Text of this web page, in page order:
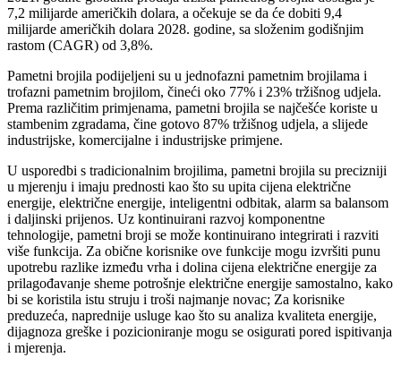
7,2 milijarde američkih dolara, a očekuje se da će dobiti 9,4
milijarde američkih dolara 2028. godine, sa složenim godišnjim
rastom (CAGR) od 3,8%.
Pametni brojila podijeljeni su u jednofazni pametnim brojilama i
trofazni pametnim brojilom, čineći oko 77% i 23% tržišnog udjela.
Prema različitim primjenama, pametni brojila se najčešće koriste u
stambenim zgradama, čine gotovo 87% tržišnog udjela, a slijede
industrijske, komercijalne i industrijske primjene.
U usporedbi s tradicionalnim brojilima, pametni brojila su precizniji
u mjerenju i imaju prednosti kao što su upita cijena električne
energije, električne energije, inteligentni odbitak, alarm sa balansom
i daljinski prijenos. Uz kontinuirani razvoj komponentne
tehnologije, pametni broji se može kontinuirano integrirati i razviti
više funkcija. Za obične korisnike ove funkcije mogu izvršiti punu
upotrebu razlike između vrha i dolina cijena električne energije za
prilagođavanje sheme potrošnje električne energije samostalno, kako
bi se koristila istu struju i troši najmanje novac; Za korisnike
preduzeća, naprednije usluge kao što su analiza kvaliteta energije,
dijagnoza greške i pozicioniranje mogu se osigurati pored ispitivanja
i mjerenja.